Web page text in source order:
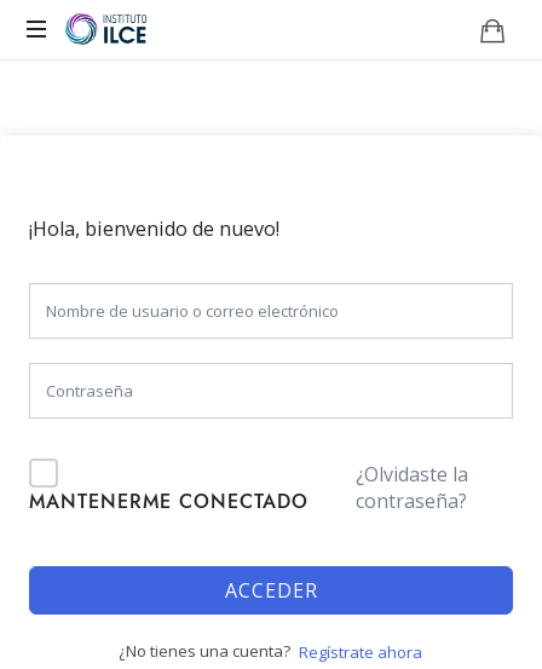
¡Hola, bienvenido de nuevo!
MANTENERME CONECTADO
¿Olvidaste la
contraseña?
ACCEDER
¿No tienes una cuenta? Regístrate ahora